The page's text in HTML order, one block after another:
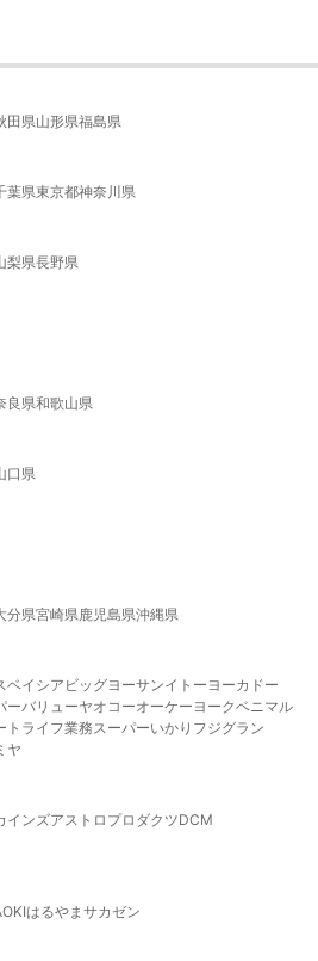
田県山形県福島県
葉県東京都神奈川県
梨県長野県
良県和歌山県
口県
分県宮崎県鹿児島県沖縄県
ベイシア ビッグヨーサンイトーヨーカドー
ーバリューヤオコーオーケー ヨークベニマル
ト ライフ業務スーパーいかり フジグラン
ヤ
インズアストロプロダクツDCM
はるやま サカゼン